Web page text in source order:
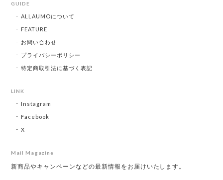
GUIDE
ALLAUMOについて
FEATURE
お問い合わせ
プライバシーポリシー
特定商取引法に基づく表記
LINK
Instagram
Facebook
X
Mail Magazine
新商品やキャンペーンなどの最新情報をお届けいたします。